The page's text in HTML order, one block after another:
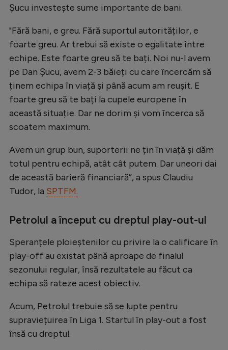
Auto
Rugby
Ciclism
Alte sporturi
JO 2024
JO 2026
Intră în cont
Creează cont
Șucu investește sume importante de bani.
"Fără bani, e greu. Fără suportul autorităților, e
foarte greu. Ar trebui să existe o egalitate între
echipe. Este foarte greu să te bați. Noi nu-l avem
pe Dan Șucu, avem 2-3 băieți cu care încercăm să
ținem echipa în viață și până acum am reușit. E
foarte greu să te bați la cupele europene în
această situație. Dar ne dorim și vom încerca să
scoatem maximum.
Avem un grup bun, suporterii ne țin în viață și dăm
totul pentru echipă, atât cât putem. Dar uneori dai
de această barieră financiară”, a spus Claudiu
Tudor, la SPTFM.
Petrolul a început cu dreptul play-out-ul
Speranțele ploieștenilor cu privire la o calificare în
play-off au existat până aproape de finalul
sezonului regular, însă rezultatele au făcut ca
echipa să rateze acest obiectiv.
Acum, Petrolul trebuie să se lupte pentru
supraviețuirea în Liga 1. Startul în play-out a fost
însă cu dreptul.